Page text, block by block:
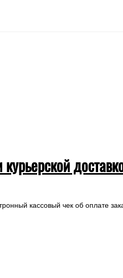
кассовый чек об оплате